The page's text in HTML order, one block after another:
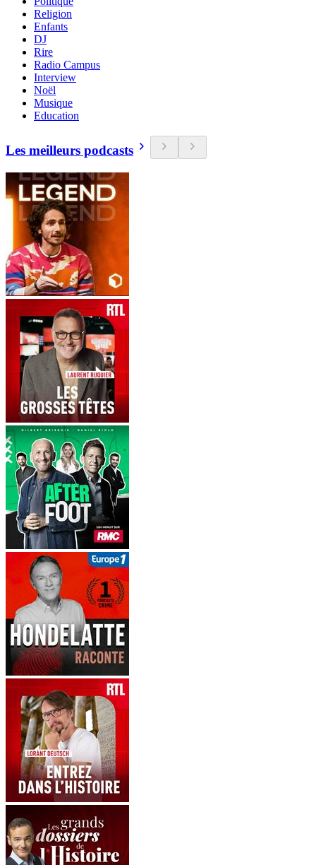
Religion
Enfants
DJ
Rire
Radio Campus
Interview
Noël
Musique
Education
Les meilleurs podcasts